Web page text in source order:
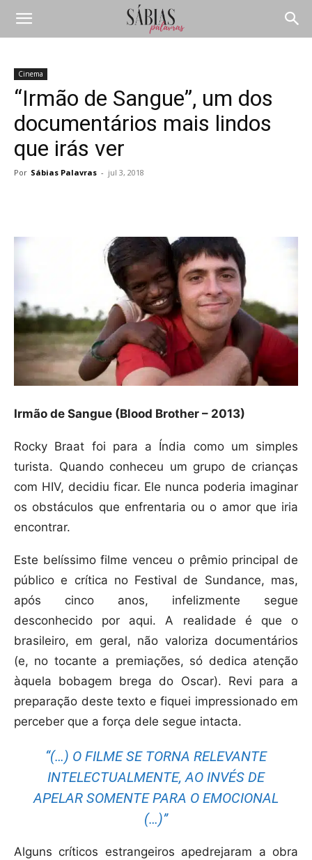
Cinema
“Irmão de Sangue”, um dos
documentários mais lindos
que irás ver
Por Sábias Palavras - jul 3, 2018
Irmão de Sangue (Blood Brother – 2013)
Rocky Braat foi para a Índia como um simples
turista. Quando conheceu um grupo de crianças
com HIV, decidiu ficar. Ele nunca poderia imaginar
os obstáculos que enfrentaria ou o amor que iria
encontrar.
Este belíssimo filme venceu o prêmio principal de
público e crítica no Festival de Sundance, mas,
após cinco anos, infelizmente segue
desconhecido por aqui. A realidade é que o
brasileiro, em geral, não valoriza documentários
(e, no tocante a premiações, só dedica atenção
àquela bobagem brega do Oscar). Revi para a
preparação deste texto e fiquei impressionado em
perceber que a força dele segue intacta.
“(…) O FILME SE TORNA RELEVANTE
INTELECTUALMENTE, AO INVÉS DE
APELAR SOMENTE PARA O EMOCIONAL
(…)”
Alguns críticos estrangeiros apedrejaram a obra